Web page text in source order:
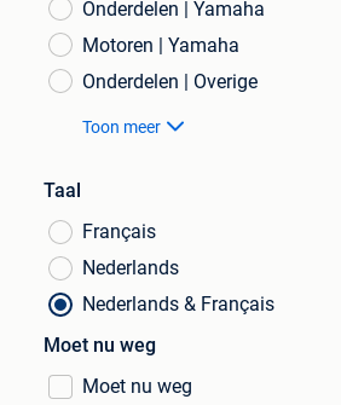
Onderdelen | Yamaha
Motoren | Yamaha
Onderdelen | Overige
Toon meer
Taal
Français
Nederlands
Nederlands & Français
Moet nu weg
Moet nu weg